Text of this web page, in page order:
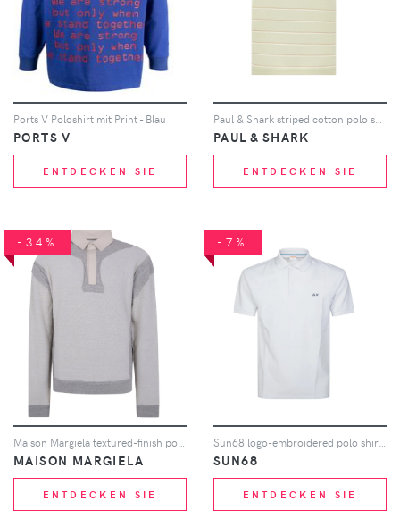
Ports V Poloshirt mit Print - Blau
PORTS V
ENTDECKEN SIE
PAUL & SHARK
ENTDECKEN SIE
-34%
MAISON MARGIELA
ENTDECKEN SIE
-7%
SUN68
ENTDECKEN SIE